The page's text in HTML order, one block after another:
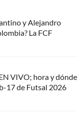
y Alejandro
La FCF
VIVO; hora y dónde
17 de Futsal 2026